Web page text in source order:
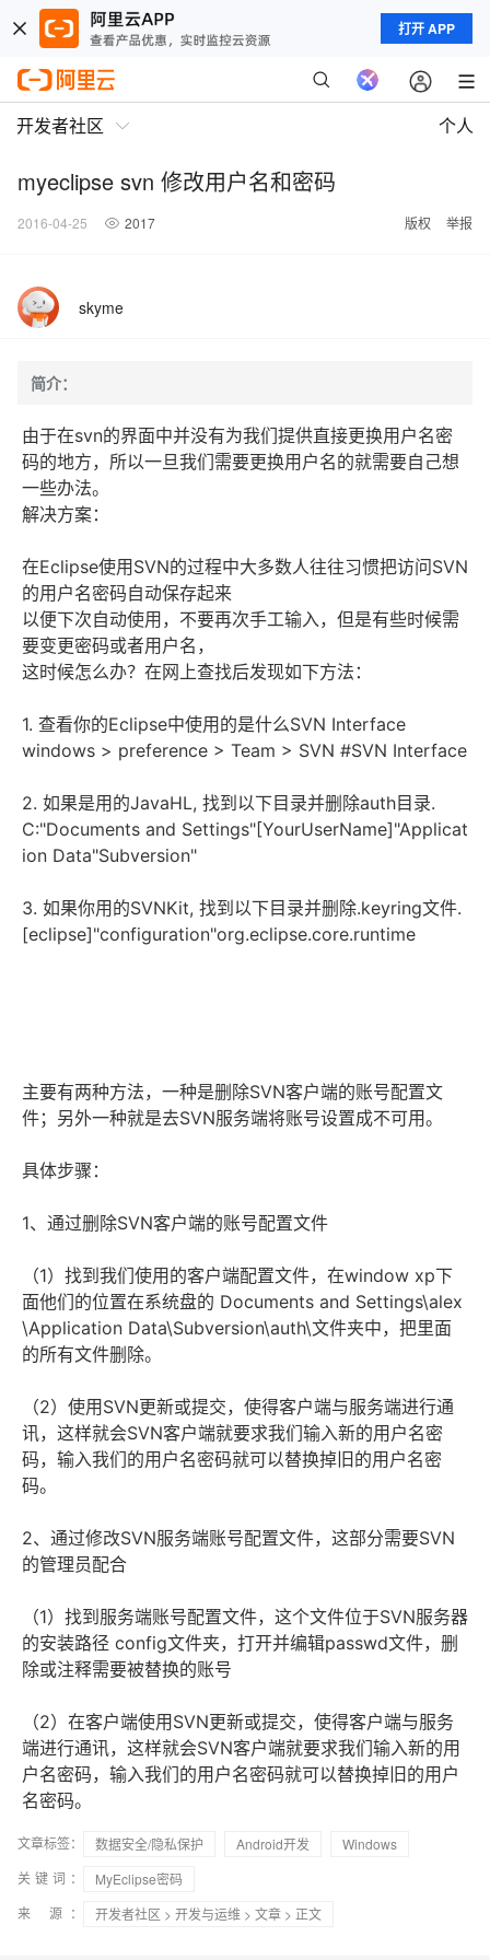
打开 APP
开发者社区 个人
myeclipse svn 修改用户名和密码
2016-04-25 2017 版权 举报
skyme
简介：
由于在svn的界面中并没有为我们提供直接更换用户名密
码的地方，所以一旦我们需要更换用户名的就需要自己想
一些办法。
解决方案：
在Eclipse使用SVN的过程中大多数人往往习惯把访问SVN
的用户名密码自动保存起来
以便下次自动使用，不要再次手工输入，但是有些时候需
要变更密码或者用户名，
这时候怎么办？在网上查找后发现如下方法：
1. 查看你的Eclipse中使用的是什么SVN Interface
windows > preference > Team > SVN #SVN Interface
2. 如果是用的JavaHL, 找到以下目录并删除auth目录.
C:"Documents and Settings"[YourUserName]"Applicat
ion Data"Subversion"
3. 如果你用的SVNKit, 找到以下目录并删除.keyring文件.
[eclipse]"configuration"org.eclipse.core.runtime
主要有两种方法，一种是删除SVN客户端的账号配置文
件；另外一种就是去SVN服务端将账号设置成不可用。
具体步骤：
1、通过删除SVN客户端的账号配置文件
（1）找到我们使用的客户端配置文件，在window xp下
面他们的位置在系统盘的 Documents and Settings\alex
\Application Data\Subversion\auth\文件夹中，把里面
的所有文件删除。
（2）使用SVN更新或提交，使得客户端与服务端进行通
讯，这样就会SVN客户端就要求我们输入新的用户名密
码，输入我们的用户名密码就可以替换掉旧的用户名密
码。
2、通过修改SVN服务端账号配置文件，这部分需要SVN
的管理员配合
（1）找到服务端账号配置文件，这个文件位于SVN服务器
的安装路径 config文件夹，打开并编辑passwd文件，删
除或注释需要被替换的账号
（2）在客户端使用SVN更新或提交，使得客户端与服务
端进行通讯，这样就会SVN客户端就要求我们输入新的用
户名密码，输入我们的用户名密码就可以替换掉旧的用户
名密码。
文章标签： 数据安全/隐私保护 Android开发
Windows
关键词：
MyEclipse密码
来 源：
开发者社区 > 开发与运维 > 文章 > 正文